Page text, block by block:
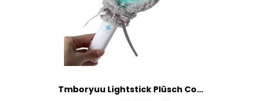
Tmboryuu Lightstick Plüsch Cover Für Txt Idol Konzertshows Fan Party Jubeln Merch Süße Ohren Ornament Light Stick